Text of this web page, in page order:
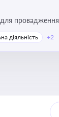
для провадження
діяльність +2